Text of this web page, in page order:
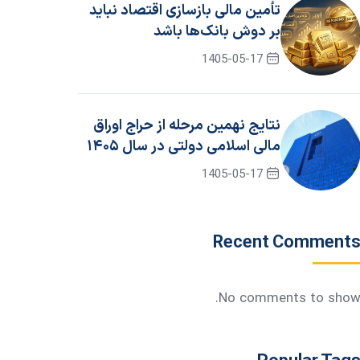
تأمین مالی بازسازی اقتصاد نباید
بر دوش بانک‌ها باشد
1405-05-17
نتایج نهمین مرحله از حراج اوراق
مالی اسلامی دولتی در سال ۱۴۰۵
/ جزئیات برگزاری حراج دهم
1405-05-17
Recent Comments
No comments to show.